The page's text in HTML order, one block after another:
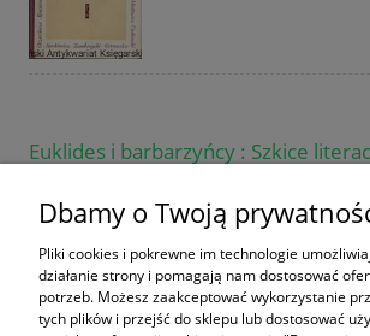
Euklides i barbarzyńcy : Szkice
Prokop
Dbamy o Twoją
Pliki cookies i pokrewne im technologie
działanie strony i pomagają nam dostosować
potrzeb. Możesz zaakceptować wykorzystanie
tych plików i przejść do sklepu lub dostosować